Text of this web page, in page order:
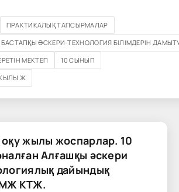
ПРАКТИКАЛЫҚ ТАПСЫРМАЛАР
ӘСКЕРИ-ТЕХНОЛОГИЯ БІЛІМДЕРІН
МЕКТЕП
10 СЫНЫП
Ж
жылы жоспарлар. 10
Алғашқы әскери
дайындық
КТЖ.